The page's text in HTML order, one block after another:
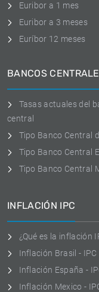
Euribor a 1 mes
Euribor a 3 meses
Euríbor 12 meses
BANCOS
Tasas actuales del
central
Tipo Banco Central
Tipo Banco Central
Tipo Banco Central
INFLACIÓN IPC
¿Qué es la inflación
Inflación Brasil - IPC
Inflación España -
Inflación Mexico -